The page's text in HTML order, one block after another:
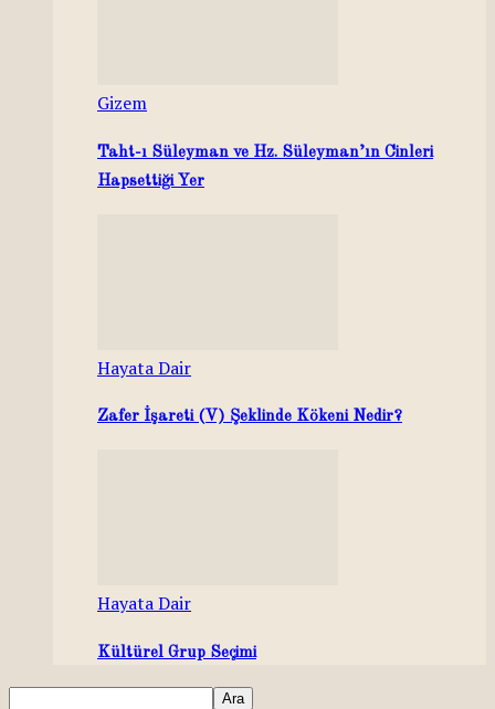
Gizem
Taht-ı Süleyman ve Hz. Süleyman’ın Cinleri
Hapsettiği Yer
Hayata Dair
Zafer İşareti (V) Şeklinde Kökeni Nedir?
Hayata Dair
Kültürel Grup Seçimi